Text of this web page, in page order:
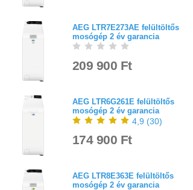
AEG LTR7E273AE felültöltős
mosógép 2 év garancia
209 900 Ft
AEG LTR6G261E felültöltős
mosógép 2 év garancia
4,9 (30)
174 900 Ft
AEG LTR8E363E felültöltős
mosógép 2 év garancia